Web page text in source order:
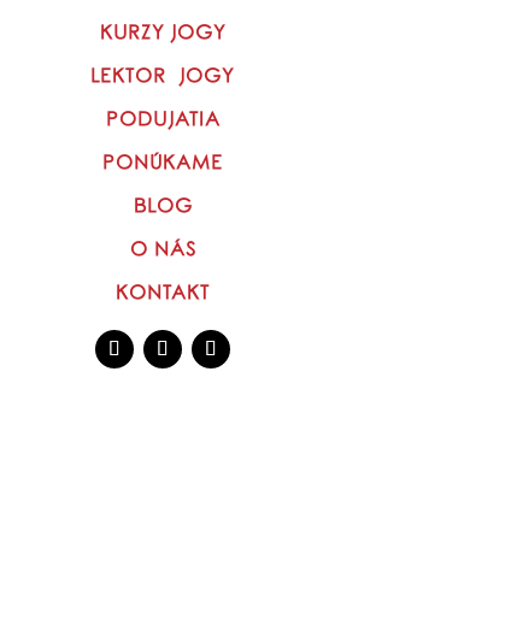
KURZY JOGY
LEKTOR JOGY
PODUJATIA
PONÚKAME
BLOG
O NÁS
KONTAKT